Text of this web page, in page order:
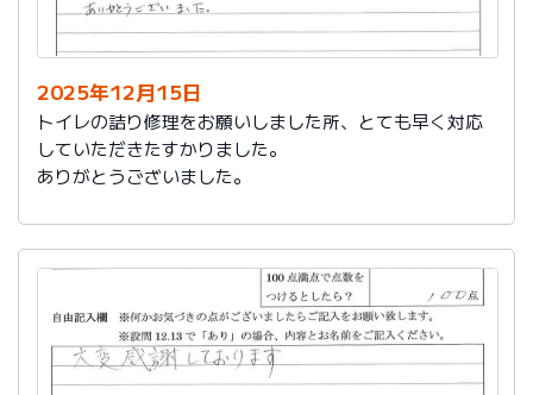
今後は、このような規模の修繕を行うことはおそらく起
こらず、小さな小さな修繕になろうかと思いますが、そ
の折は中田様、渡辺様にお願いさせていただくつもりで
おります。とても素晴らしい社員様です。
寒さもひとしお厳しい折でございますので、社長様、社
員の皆様にはどうぞくれぐれもご自愛くださいますよう
お祈り申し上げます。
敬具
2025年12月15日
トイレの詰り修理をお願いしました所、とても早く対応
していただきたすかりました。
ありがとうございました。